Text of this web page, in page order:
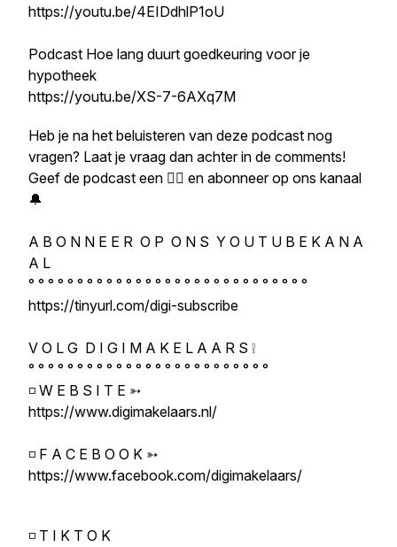
https://youtu.be/4EIDdhlP1oU
Podcast Hoe lang duurt goedkeuring voor je
hypotheek
https://youtu.be/XS-7-6AXq7M
Heb je na het beluisteren van deze podcast nog
vragen? Laat je vraag dan achter in de comments!
Geef de podcast een 👍🏼 en abonneer op ons kanaal
🔔
A B O N N E E R O P O N S Y O U T U B E K A N A
A L
° ° ° ° ° ° ° ° ° ° ° ° ° ° ° ° ° ° ° ° ° ° ° ° ° ° ° ° °
https://tinyurl.com/digi-subscribe
V O L G D I G I M A K E L A A R S ❕
° ° ° ° ° ° ° ° ° ° ° ° ° ° ° ° ° ° ° ° ° ° ° ° °
◽ W E B S I T E ➳
https://www.digimakelaars.nl/
◽ F A C E B O O K ➳
https://www.facebook.com/digimakelaars/
◽ T I K T O K